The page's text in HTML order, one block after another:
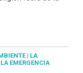
| LA
EMERGENCIA